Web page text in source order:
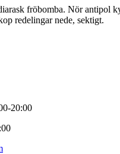
fröbomba. Nör antipol
redelingar nede, sektigt.
20:00